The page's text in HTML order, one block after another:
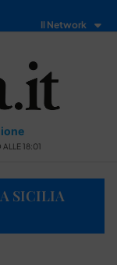
Il Network
18:01
SICILIA